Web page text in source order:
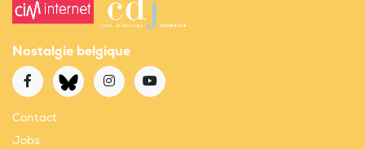
Nostalgie belgique
Contact
Jobs